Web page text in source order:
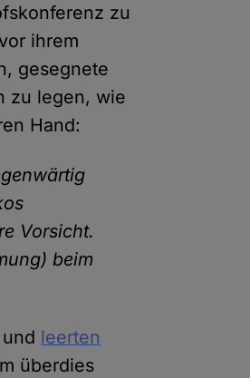
zu
ihrem
gesegnete
zu legen, wie
Hand:
Vorsicht.
beim
leerten
überdies